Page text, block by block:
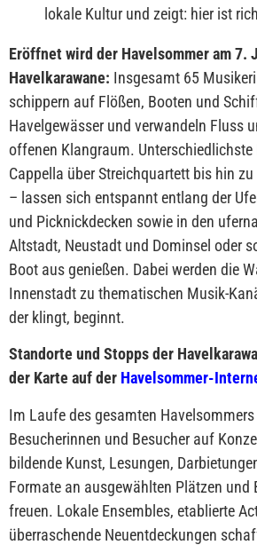
lokale Kultur und zeigt: hier ist
Eröffnet wird der Havelsommer am 7.
Havelkarawane: Insgesamt 65
schippern auf Flößen, Booten und
Havelgewässer und verwandeln Fluss
offenen Klangraum.
Cappella über Streichquartett bis hin
– lassen sich entspannt entlang der
und Picknickdecken sowie in den
Altstadt, Neustadt und Dominsel oder
Boot aus genießen. Dabei werden die
Innenstadt zu thematischen Musik-
der klingt, beginnt.
Standorte und Stopps der
der Karte auf der Havelsommer-
Im Laufe des gesamten
Besucherinnen und Besucher auf
bildende Kunst, Lesungen,
Formate an ausgewählten Plätzen und
freuen. Lokale Ensembles, etablierte
überraschende Neuentdeckungen